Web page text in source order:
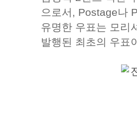
으로서, Postage나
유명한 우표는 모리
발행된 최초의 우표